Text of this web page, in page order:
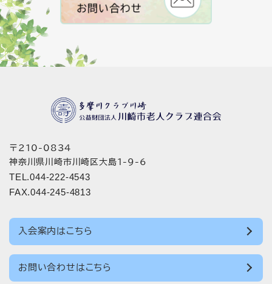
〒210-0834
神奈川県川崎市川崎区大島1-9-6
TEL.044-222-4543
FAX.044-245-4813
入会案内はこちら
お問い合わせはこちら